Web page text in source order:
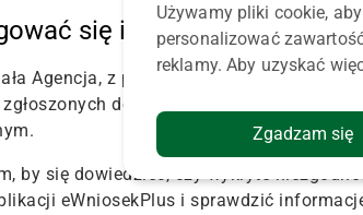
się i sprawdzić
Agencja, z pierwszego w tym sezonie
do dopłat bezpośrednich
.
by się dowiedzieć, czy wykryte
eWniosekPlus i sprawdzić
Używamy pliki cookie,
personalizować
reklamy. Aby uzyskać
Zgadzam się